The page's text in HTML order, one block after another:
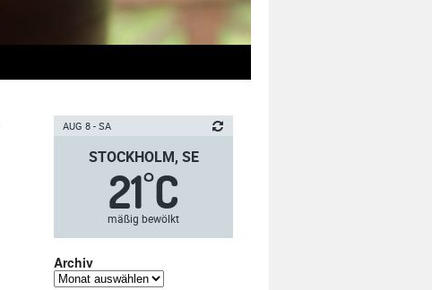
AUG 8 - SA
STOCKHOLM, SE
21°C
mäßig bewölkt
Archiv
Archiv